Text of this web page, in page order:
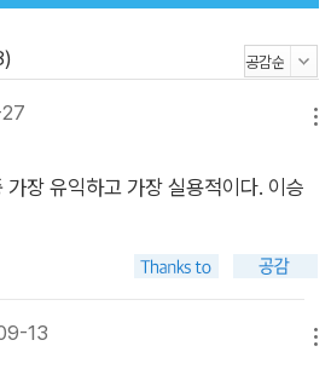
장 유익하고 가장 실용적이다. 이승
13